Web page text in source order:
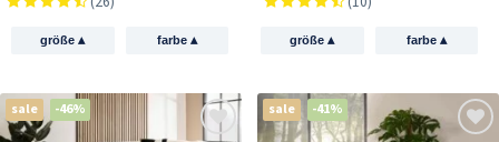
größe▴ farbe ▴ größe▴ farbe ▴
sale -46% sale -41%